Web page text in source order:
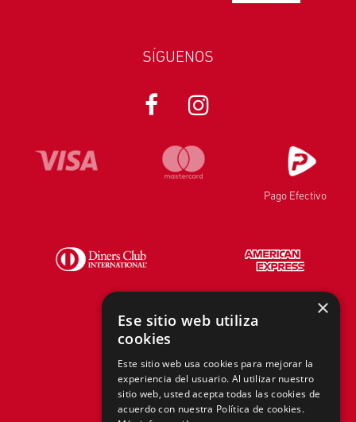
SÍGUENOS
Pago Efectivo
hola@tiendasadams.com.pe
×
Ese sitio web utiliza
cookies
Este sitio web usa cookies para mejorar la
experiencia del usuario. Al utilizar nuestro
sitio web, usted acepta todas las cookies de
acuerdo con nuestra Política de cookies.